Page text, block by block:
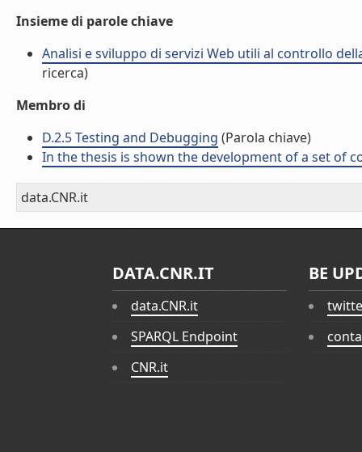
Insieme di parole chiave
Analisi e sviluppo di servizi Web utili al controllo
ricerca)
Membro di
D.2.5 Testing and Debugging (Parola chiave)
In the thesis is shown the development of a set of
data.CNR.it
DATA.CNR.IT
data.CNR.it
SPARQL Endpoint
CNR.it
BE